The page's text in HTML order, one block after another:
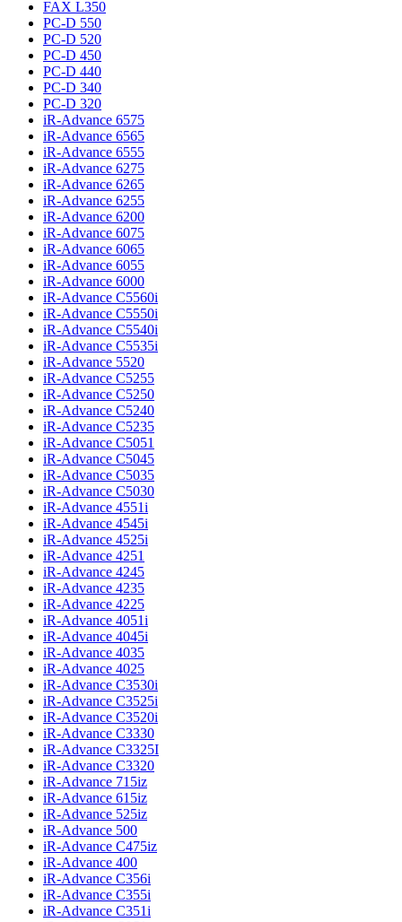
FAX L350
PC-D 550
PC-D 520
PC-D 450
PC-D 440
PC-D 340
PC-D 320
iR-Advance 6575
iR-Advance 6565
iR-Advance 6555
iR-Advance 6275
iR-Advance 6265
iR-Advance 6255
iR-Advance 6200
iR-Advance 6075
iR-Advance 6065
iR-Advance 6055
iR-Advance 6000
iR-Advance C5560i
iR-Advance C5550i
iR-Advance C5540i
iR-Advance C5535i
iR-Advance 5520
iR-Advance C5255
iR-Advance C5250
iR-Advance C5240
iR-Advance C5235
iR-Advance C5051
iR-Advance C5045
iR-Advance C5035
iR-Advance C5030
iR-Advance 4551i
iR-Advance 4545i
iR-Advance 4525i
iR-Advance 4251
iR-Advance 4245
iR-Advance 4235
iR-Advance 4225
iR-Advance 4051i
iR-Advance 4045i
iR-Advance 4035
iR-Advance 4025
iR-Advance C3530i
iR-Advance C3525i
iR-Advance C3520i
iR-Advance C3330
iR-Advance C3325I
iR-Advance C3320
iR-Advance 715iz
iR-Advance 615iz
iR-Advance 525iz
iR-Advance 500
iR-Advance C475iz
iR-Advance 400
iR-Advance C356i
iR-Advance C355i
iR-Advance C351i